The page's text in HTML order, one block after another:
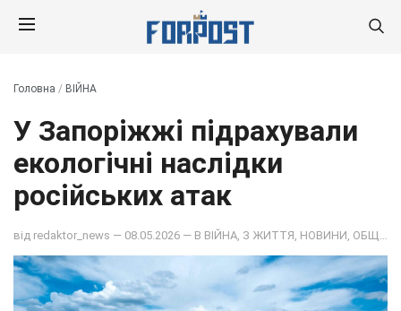
Головна / ВІЙНА
У Запоріжжі підрахували
екологічні наслідки
російських атак
від redaktor_news — 08.05.2026 — В ВІЙНА З ЖИТТЯ НОВИНИ ОБЩЕСТВО